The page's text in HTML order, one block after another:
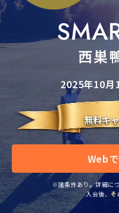
西巣
2025年10月
無料キ
Web
※諸条件あり。詳細に
入会後、そ